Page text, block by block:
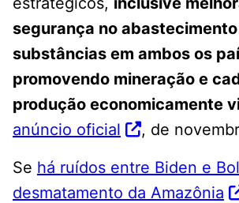
segurança no
substâncias em ambos os
promovendo mineração e
produção economicamente
anúncio oficial
, de
Se há ruídos entre Biden e
desmatamento da Amazônia